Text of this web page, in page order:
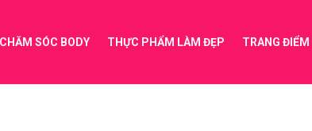
CHĂM SÓC BODY THỰC PHẨM LÀM ĐẸP TRANG ĐIỂM